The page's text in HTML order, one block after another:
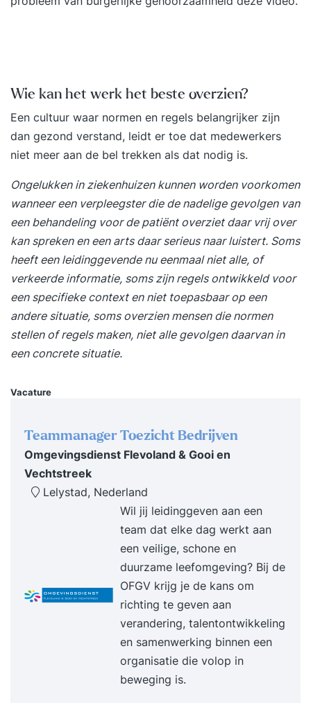
borgen.Na het afronden van deze training heb je
een stevig begrip van de ethische, juridische en
organisatorische aspecten van kunstmatige
intelligentie. Je kunt AI-toepassingen toetsen aan
mitigeren, en richtlijnen opstellen om compliance
en transparantie te waarborgen. Daarmee ben je
uitstekend voorbereid op het officiële EXIN AICP-
examen en in staat om organisaties te
ondersteunen bij het verantwoord inzetten van
AI. Opzet De training wordt klassikaal en
interactief gegeven, met veel ruimte voor
discussie en het delen van praktijkervaringen.
Theorie wordt steeds gekoppeld aan realistische
cases en opdrachten, zodat je direct leert hoe je
is deze training geschikt?Deze training is bedoeld
specialisten, IT-managers, juristen en consultants
die verantwoordelijk zijn voor het ethisch en
verantwoord inzetten van AI binnen organisaties.
Wie kan het werk het beste overzien?
Een cultuur waar normen en regels belangrijker zijn
dan gezond verstand, leidt er toe dat medewerkers
niet meer aan de bel trekken als dat nodig is.
Ongelukken in ziekenhuizen kunnen worden voorkomen
wanneer een verpleegster die de nadelige gevolgen van
een behandeling voor de patiënt overziet daar vrij over
kan spreken en een arts daar serieus naar luistert. Soms
heeft een leidinggevende nu eenmaal niet alle, of
verkeerde informatie, soms zijn regels ontwikkeld voor
een specifieke context en niet toepasbaar op een
andere situatie, soms overzien mensen die normen
stellen of regels maken, niet alle gevolgen daarvan in
een concrete situatie.
Vacature
Teammanager Toezicht Bedrijven
Omgevingsdienst Flevoland & Gooi en
Vechtstreek
Lelystad, Nederland
Wil jij leidinggeven aan een
team dat elke dag werkt aan
een veilige, schone en
duurzame leefomgeving? Bij de
OFGV krijg je de kans om
richting te geven aan
verandering, talentontwikkeling
en samenwerking binnen een
organisatie die volop in
beweging is.